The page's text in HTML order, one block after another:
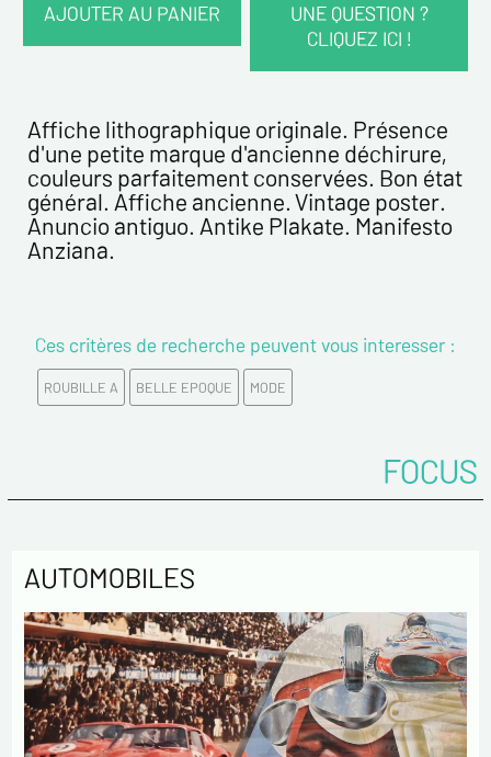
AJOUTER AU PANIER
UNE QUESTION ?
CLIQUEZ ICI !
Nom*
Prénom*
Email*
Tél.
Politique de confidentialité :
Les informations recueillies sur ce formulaire sont
enregistrées dans un fichier informatisé par ESTAMPE
Affiche lithographique originale. Présence
d'une petite marque d'ancienne déchirure,
couleurs parfaitement conservées. Bon état
général. Affiche ancienne. Vintage poster.
Anuncio antiguo. Antike Plakate. Manifesto
Anziana.
Ces critères de recherche peuvent vous interesser :
ROUBILLE A BELLE EPOQUE MODE
FOCUS
AUTOMOBILES